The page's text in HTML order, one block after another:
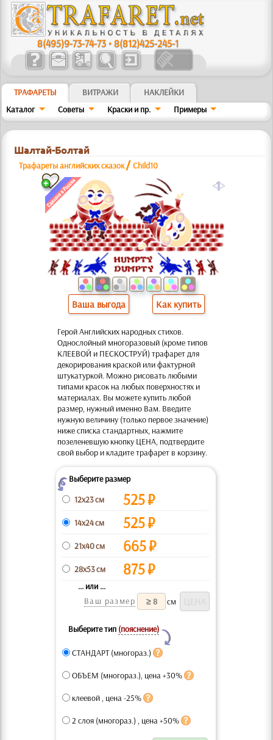
8(495)9-73-74-73 •8(812)425-245-1
ТРАФАРЕТЫ ВИТРАЖИ
НАКЛЕЙКИ
Каталог
Советы Краски и пр. Примеры
Шалтай-Болтай
Трафареты английских сказок /Child10
a
Ваша выгода Как купить
Герой Английских народных стихов.
Однослойный многоразовый (кроме типов
КЛЕЕВОЙ и ПЕСКОСТРУЙ) трафарет для
декорирования краской или фактурной
штукатуркой. Можно рисовать любыми
типами красок на любых поверхностях и
материалах. Вы можете купить любой
размер, нужный именно Вам. Введите
нужную величину (только первое значение)
ниже списка стандартных, нажмите
позеленевшую кнопку ЦЕНА, подтвердите
свой выбор и кладите трафарет в корзину.
ZВыберите размер
12x23 см
525₽
14x24 см 525₽
21x40 см 665₽
28x53 см 875₽
... или ...
Ваш размер
см
Выберите тип (пояснение)
Y
СТАНДАРТ (многораз.)
ОБЪЕМ (многораз.), цена +30%
клеевой , цена -25%
2 слоя (многораз.) , цена +50%